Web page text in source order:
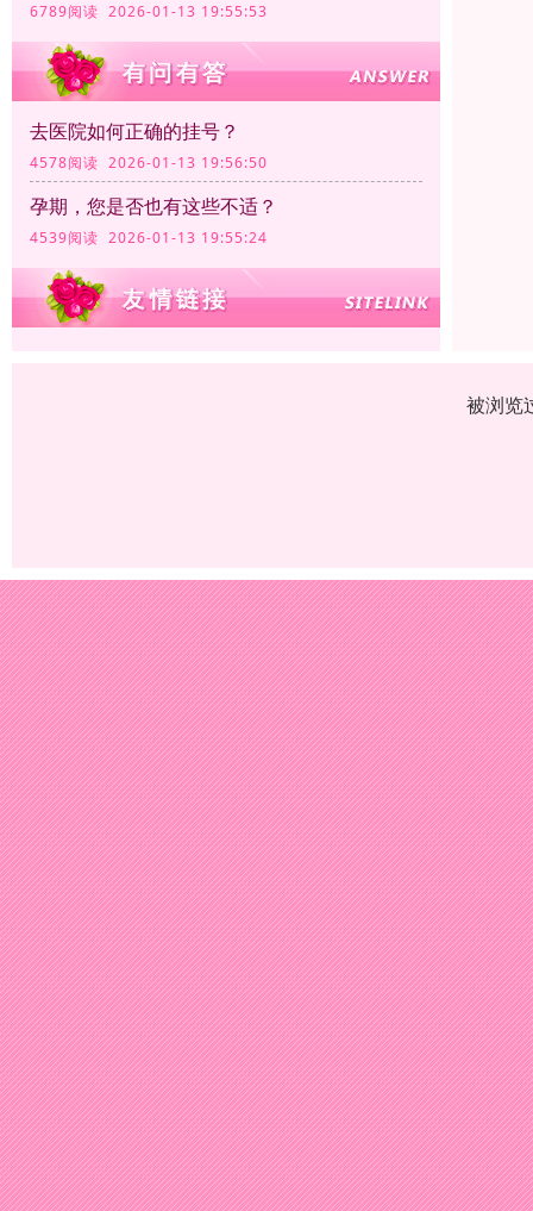
6789阅读 2026-01-13 19:55:53
去医院如何正确的挂号？
4578阅读 2026-01-13 19:56:50
孕期，您是否也有这些不适？
4539阅读 2026-01-13 19:55:24
被浏览